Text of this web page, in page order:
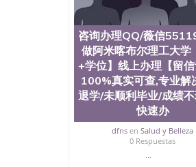
学，它以极高的就业率
《福克斯》杂志评选
至今，这是一所在世界
育质量的核心代表。其
其所处地域的世界硅谷
的实习机会。无论是加
大学中的地理位置。
科技中心。约有学生三
读。其有名的科系如
评；而各种大学部和研
程： 1、收集客户办理
发给客户确认； 5、电
客户（国内顺丰，国
咨询办理QQ/薇信
做阿米喀布尔理工大学
+学位】线上办理【留信
100%真实可查,专业解
退学/未顺利毕业/成绩不
快速办
dfns enSalud y Belleza
0 Respuestas
...